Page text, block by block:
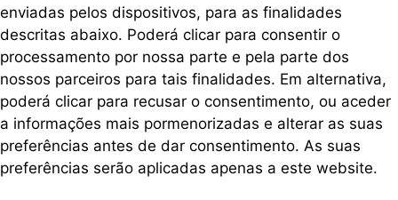
enviadas pelos dispositivos, para as finalidades
descritas abaixo. Poderá clicar para consentir o
processamento por nossa parte e pela parte dos
nossos parceiros para tais finalidades. Em alternativa,
poderá clicar para recusar o consentimento, ou aceder
a informações mais pormenorizadas e alterar as suas
preferências antes de dar consentimento. As suas
preferências serão aplicadas apenas a este website.